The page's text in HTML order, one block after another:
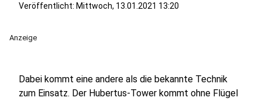
Veröffentlicht: Mittwoch, 13.01.2021 13:20
Anzeige
Dabei kommt eine andere als die bekannte Technik
zum Einsatz. Der Hubertus-Tower kommt ohne Flügel